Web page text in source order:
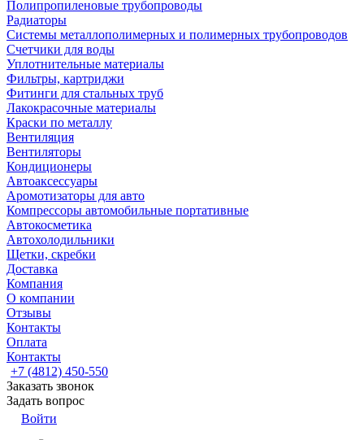
Полипропиленовые трубопроводы
Радиаторы
Системы металлополимерных и полимерных трубопроводов
Счетчики для воды
Уплотнительные материалы
Фильтры, картриджи
Фитинги для стальных труб
Лакокрасочные материалы
Краски по металлу
Вентиляция
Вентиляторы
Кондиционеры
Автоаксессуары
Аромотизаторы для авто
Компрессоры автомобильные портативные
Автокосметика
Автохолодильники
Щетки, скребки
Доставка
Компания
О компании
Отзывы
Контакты
Оплата
Контакты
+7 (4812) 450-550
Заказать звонок
Задать вопрос
Войти